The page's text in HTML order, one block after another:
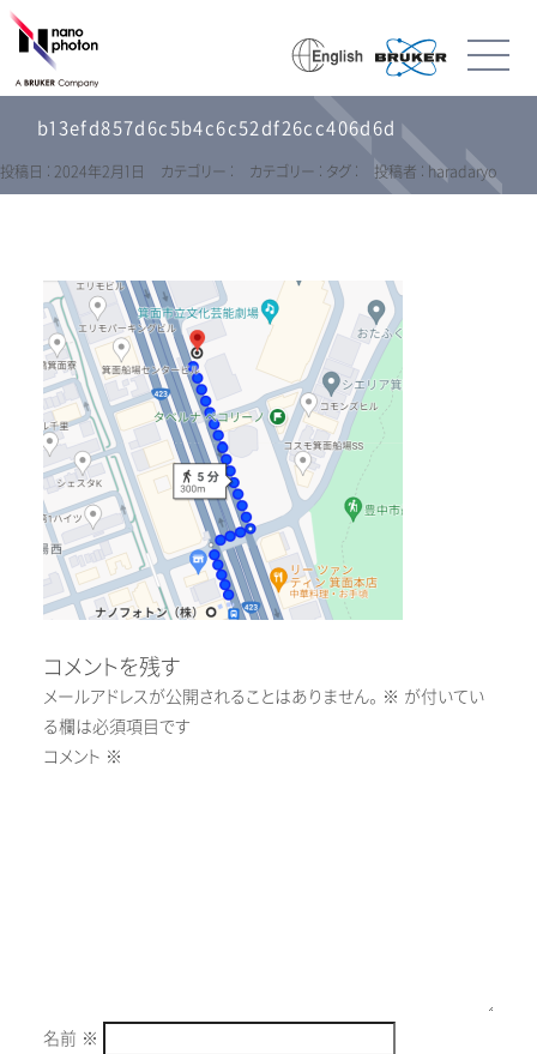
b13efd857d6c5b4c6c52df26cc406d6d
投稿日 : 2024年2月1日 カテゴリー : カテゴリー : タグ : 投稿者 : haradaryo
コメントを残す
メールアドレスが公開されることはありません。 ※ が付いてい
る欄は必須項目です
コメント ※
名前 ※